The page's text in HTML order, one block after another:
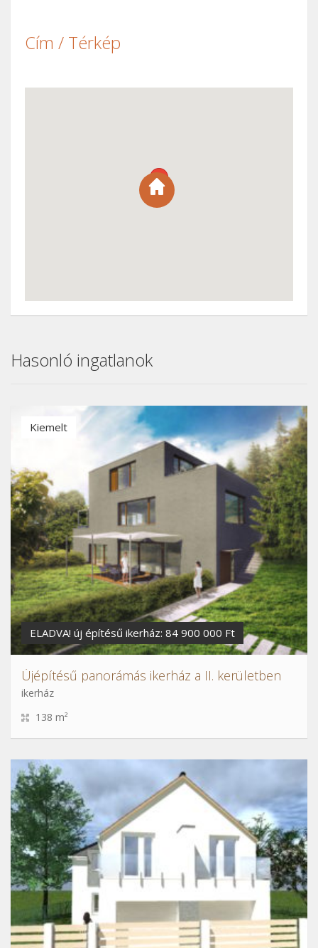
Cím / Térkép
Hasonló ingatlanok
ELADVA! új építésű ikerház: 84 900 000 Ft
Kiemelt
Újépítésű panorámás ikerház a II. kerületben
ikerház
138 m²